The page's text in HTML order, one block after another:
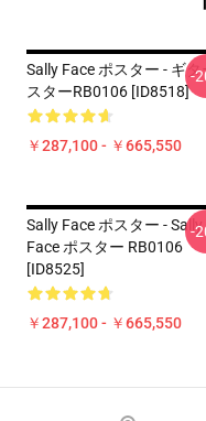
Sally Face ポスター - ギタ
スターRB0106 [ID8518]
￥287,100 - ￥665,550
-
Sally Face ポスター - Sally
Face ポスター RB0106
[ID8525]
￥287,100 - ￥665,550
-